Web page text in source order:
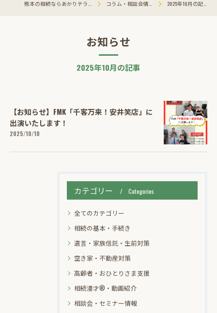
コラム・相談会情報 2025年10月の記事
お知らせ
2025年10月の記事
【お知らせ】FMK「千客万来！安井笑店」に
出演いたします！
2025/10/10
カテゴリー Categories
全てのカテゴリー
相続の基本・手続き
遺言・家族信託・生前対策
空き家・不動産対策
高齢者・おひとりさま支援
相続漫才®・動画紹介
相談会・セミナー情報